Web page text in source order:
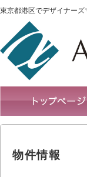
東京都港区でデザイナー
物件情報